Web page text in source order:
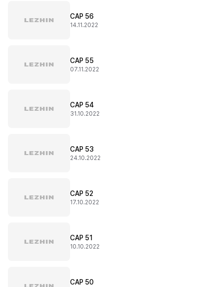
CAP 56
14.11.2022
CAP 55
07.11.2022
CAP 54
31.10.2022
CAP 53
24.10.2022
CAP 52
17.10.2022
CAP 51
10.10.2022
CAP 50